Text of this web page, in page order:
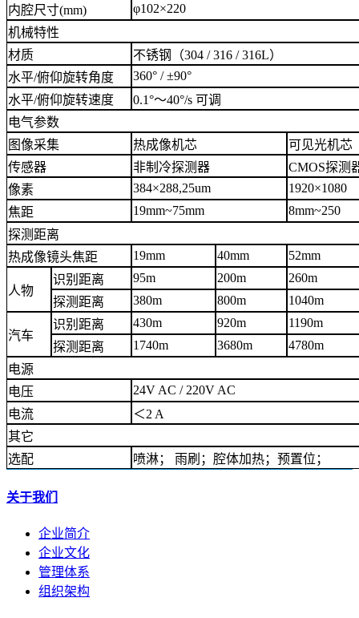
内腔尺寸(mm)
φ102×220
机械特性
材质
不锈钢（304 / 316 / 316L）
水平/俯仰旋转角度
360° / ±90°
水平/俯仰旋转速度
0.1°～40°/s 可调
电气参数
图像采集
热成像机芯
可见光机芯
传感器
非制冷探测器
CMOS探测
像素
384×288,25um
1920×1080
焦距
19mm~75mm
8mm~250
探测距离
热成像镜头焦距
19mm 40mm 52mm
人物
识别距离 95m 200m
260m
探测距离
380m 800m 1040m
汽车
识别距离 430m 920m
1190m
探测距离
1740m 3680m
4780m
电源
电压
24V AC / 220V AC
电流
＜2 A
其它
选配
喷淋； 雨刷；腔体加热；预置位；
关于我们
企业简介
企业文化
管理体系
组织架构